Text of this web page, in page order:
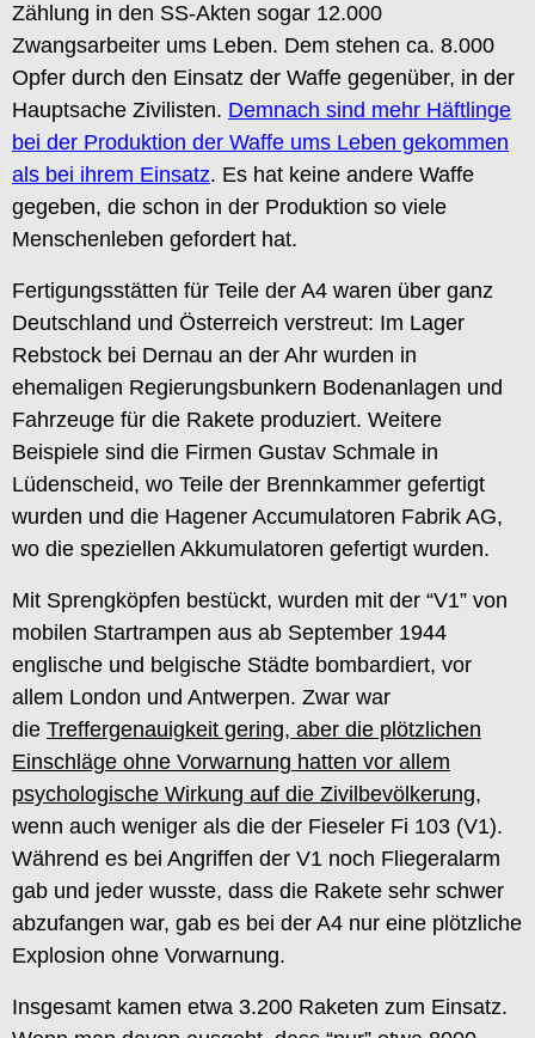
Zählung in den SS-Akten sogar 12.000
Zwangsarbeiter ums Leben. Dem stehen ca. 8.000
Opfer durch den Einsatz der Waffe gegenüber, in der
Hauptsache Zivilisten. Demnach sind mehr Häftlinge
bei der Produktion der Waffe ums Leben gekommen
als bei ihrem Einsatz. Es hat keine andere Waffe
gegeben, die schon in der Produktion so viele
Menschenleben gefordert hat.
Fertigungsstätten für Teile der A4 waren über ganz
Deutschland und Österreich verstreut: Im Lager
Rebstock bei Dernau an der Ahr wurden in
ehemaligen Regierungsbunkern Bodenanlagen und
Fahrzeuge für die Rakete produziert. Weitere
Beispiele sind die Firmen Gustav Schmale in
Lüdenscheid, wo Teile der Brennkammer gefertigt
wurden und die Hagener Accumulatoren Fabrik AG,
wo die speziellen Akkumulatoren gefertigt wurden.
Mit Sprengköpfen bestückt, wurden mit der “V1” von
mobilen Startrampen aus ab September 1944
englische und belgische Städte bombardiert, vor
allem London und Antwerpen. Zwar war
die Treffergenauigkeit gering, aber die plötzlichen
Einschläge ohne Vorwarnung hatten vor allem
psychologische Wirkung auf die Zivilbevölkerung,
wenn auch weniger als die der Fieseler Fi 103 (V1).
Während es bei Angriffen der V1 noch Fliegeralarm
gab und jeder wusste, dass die Rakete sehr schwer
abzufangen war, gab es bei der A4 nur eine plötzliche
Explosion ohne Vorwarnung.
Insgesamt kamen etwa 3.200 Raketen zum Einsatz.